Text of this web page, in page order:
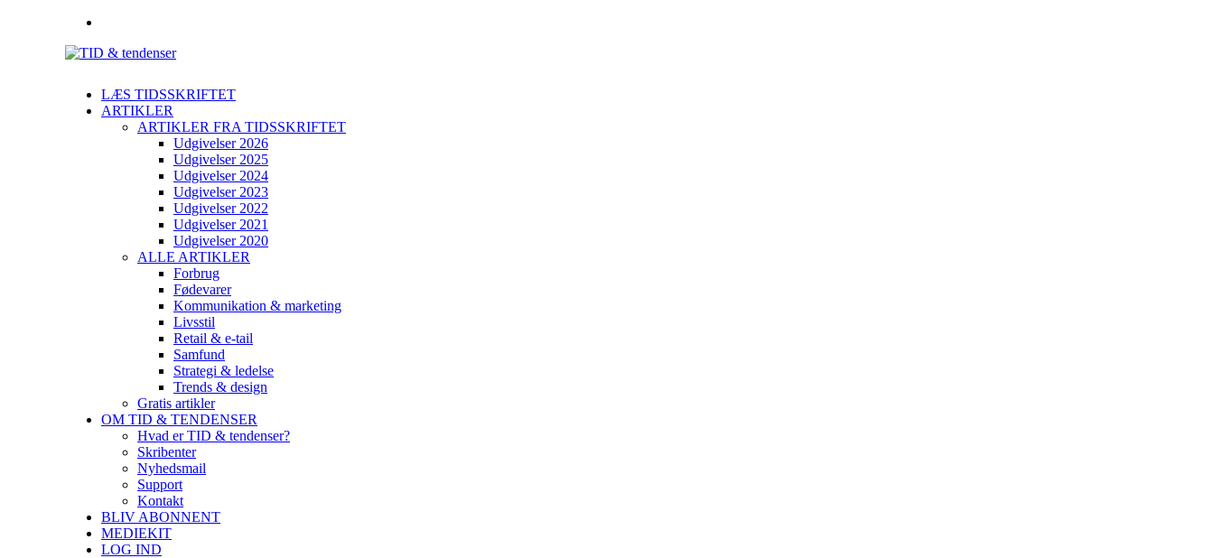
LÆS TIDSSKRIFTET
ARTIKLER
ARTIKLER FRA TIDSSKRIFTET
Udgivelser 2026
Udgivelser 2025
Udgivelser 2024
Udgivelser 2023
Udgivelser 2022
Udgivelser 2021
Udgivelser 2020
ALLE ARTIKLER
Forbrug
Fødevarer
Kommunikation & marketing
Livsstil
Retail & e-tail
Samfund
Strategi & ledelse
Trends & design
Gratis artikler
OM TID & TENDENSER
Hvad er TID & tendenser?
Skribenter
Nyhedsmail
Support
Kontakt
BLIV ABONNENT
MEDIEKIT
LOG IND